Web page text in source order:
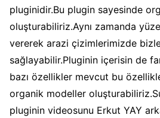
pluginidir.Bu plugin sayesinde
oluşturabiliriz.Aynı zamanda
vererek arazi çizimlerimizde
sağlayabilir.Pluginin içerisin de
bazı özellikler mevcut bu
organik modeller
pluginin videosunu Erkut YAY